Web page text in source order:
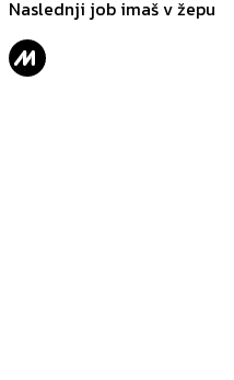
Naslednji job imaš v žepu